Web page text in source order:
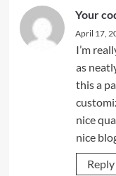
Your
April 17,
I’m
as
this a
nice
nice
Reply